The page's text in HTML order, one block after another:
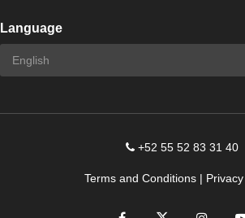
Language
+52 55 52 83 31 40
Terms and Conditions |